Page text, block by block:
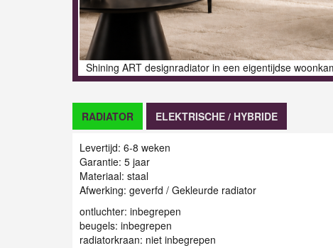
Shining ART designradiator in een eigentijdse
RADIATOR ELEKTRISCHE / HYBRIDE
Levertijd: 6-8 weken
Garantie: 5 jaar
Materiaal: staal
Afwerking: geverfd / Gekleurde radiator
ontluchter: inbegrepen
beugels: inbegrepen
radiatorkraan: niet inbegrepen